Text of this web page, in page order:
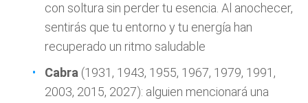
con soltura sin perder tu esencia. Al anochecer,
sentirás que tu entorno y tu energía han
recuperado un ritmo saludable
Cabra (1931, 1943, 1955, 1967, 1979, 1991,
2003, 2015, 2027): alguien mencionará una